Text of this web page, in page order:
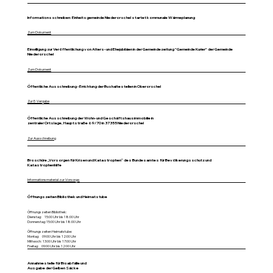
Informationsschreiben: Einheitsgemeinde Niederorschel startet kommunale Wärmeplanung
Zum Dokument
Einwilligung zur Veröffentlichung von Alters- und Ehejubiläen in der Gemeindezeitung "Gemeinde Kurier" der Gemeinde
Niederorschel
Zum Dokument
Öffentliche Ausschreibung - Errichtung der Bushaltestellen in Oberorschel
Zur E-Vergabe
Öffentliche Ausschreibung der Wohn- und Geschäftshausimmobilie in
zentraler Ortslage, Hauptstraße 69/70 in 37355 Niederorschel
Zur Ausschreibung
Broschüre „Vorsorgen für Krisen und Katastrophen“ des Bundesamtes für Bevölkerungsschutz und
Katastrophenhilfe
Informationsmaterial zur Vorsorge
Öffnungszeiten Bibliothek und Heimatstube
Öffnungszeiten Bibliothek:
Dienstag: 15:00 Uhr bis 18:00 Uhr
Donnerstag: 15:00 Uhr bis 18:00 Uhr
Öffnungszeiten Heimatstube:
Montag: 09:00 Uhr bis 12:00 Uhr
Mittwoch: 13:00 Uhr bis 17:00 Uhr
Freitag: 09:00 Uhr bis 12:00 Uhr
Annahmestelle für Bioabfälle und
Ausgabe der Gelben Säcke